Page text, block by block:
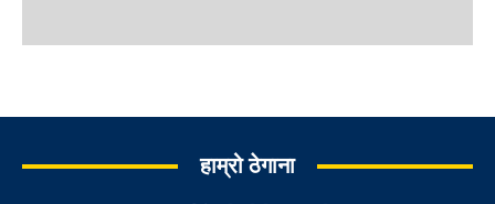
हाम्रो ठेगाना